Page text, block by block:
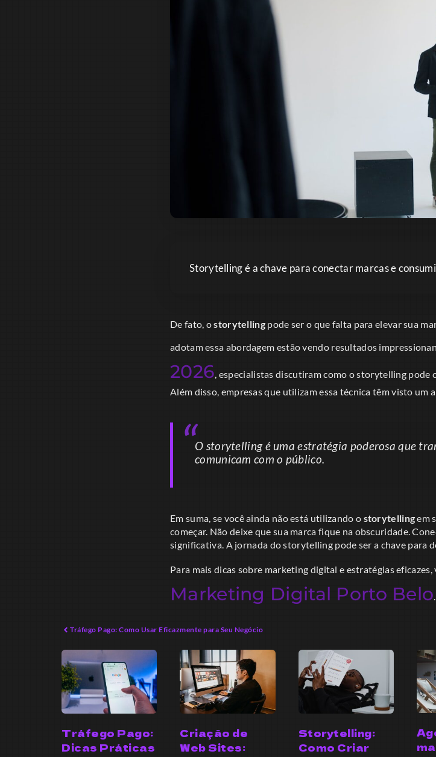
Storytelling é a chave para conectar marcas e
De fato, ostorytellingpode ser o que falta para elevar sua
adotam essa abordagem estão vendo resultados
2026, especialistas discutiram como o storytelling pode
Além disso, empresas que utilizam essa técnica têm visto
O storytelling é uma estratégia poderosa que
comunicam com o público.
Em suma, se você ainda não está utilizando o storytellingem
começar. Não deixe que sua marca fique na obscuridade.
significativa. A jornada do storytelling pode ser a chave para
Para mais dicas sobre marketing digital e estratégias eficazes,
Marketing Digital Porto Belo.
Tráfego Pago: Como Usar Eficazmente para Seu Negócio
Tráfego Pago:
Dicas Práticas
Criação de
Web Sites:
Storytelling:
Como Criar